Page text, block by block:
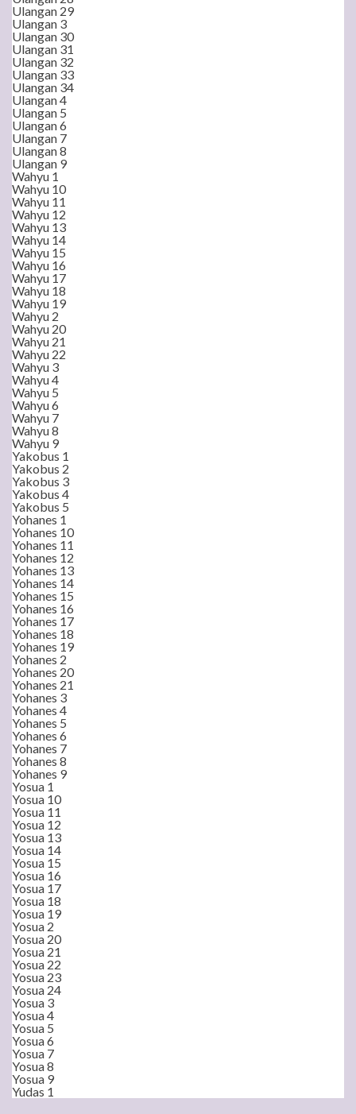
Ulangan 29
Ulangan 3
Ulangan 30
Ulangan 31
Ulangan 32
Ulangan 33
Ulangan 34
Ulangan 4
Ulangan 5
Ulangan 6
Ulangan 7
Ulangan 8
Ulangan 9
Wahyu 1
Wahyu 10
Wahyu 11
Wahyu 12
Wahyu 13
Wahyu 14
Wahyu 15
Wahyu 16
Wahyu 17
Wahyu 18
Wahyu 19
Wahyu 2
Wahyu 20
Wahyu 21
Wahyu 22
Wahyu 3
Wahyu 4
Wahyu 5
Wahyu 6
Wahyu 7
Wahyu 8
Wahyu 9
Yakobus 1
Yakobus 2
Yakobus 3
Yakobus 4
Yakobus 5
Yohanes 1
Yohanes 10
Yohanes 11
Yohanes 12
Yohanes 13
Yohanes 14
Yohanes 15
Yohanes 16
Yohanes 17
Yohanes 18
Yohanes 19
Yohanes 2
Yohanes 20
Yohanes 21
Yohanes 3
Yohanes 4
Yohanes 5
Yohanes 6
Yohanes 7
Yohanes 8
Yohanes 9
Yosua 1
Yosua 10
Yosua 11
Yosua 12
Yosua 13
Yosua 14
Yosua 15
Yosua 16
Yosua 17
Yosua 18
Yosua 19
Yosua 2
Yosua 20
Yosua 21
Yosua 22
Yosua 23
Yosua 24
Yosua 3
Yosua 4
Yosua 5
Yosua 6
Yosua 7
Yosua 8
Yosua 9
Yudas 1